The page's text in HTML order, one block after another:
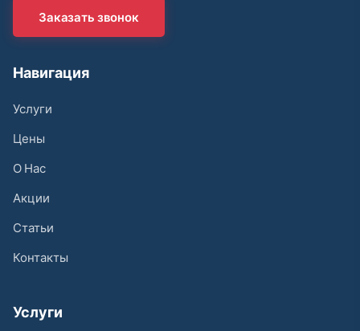
Заказать звонок
Навигация
Услуги
Цены
О Нас
Акции
Статьи
Контакты
Услуги